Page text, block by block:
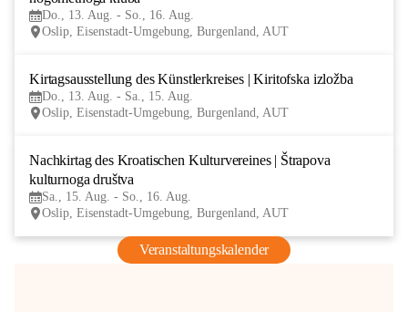
Do., 13. Aug. - So., 16. Aug.
Oslip, Eisenstadt-Umgebung, Burgenland, AUT
Kirtagsausstellung des Künstlerkreises | Kiritofska izložba
Do., 13. Aug. - Sa., 15. Aug.
Oslip, Eisenstadt-Umgebung, Burgenland, AUT
Nachkirtag des Kroatischen Kulturvereines | Štrapova
kulturnoga društva
Sa., 15. Aug. - So., 16. Aug.
Oslip, Eisenstadt-Umgebung, Burgenland, AUT
Veranstaltungskalender